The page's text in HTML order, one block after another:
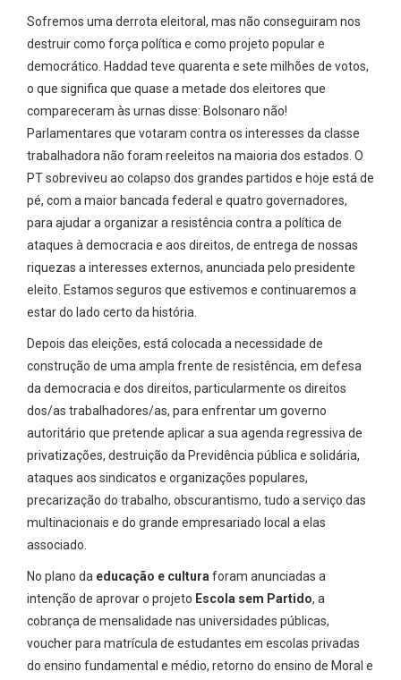
Sofremos uma derrota eleitoral, mas não conseguiram nos
destruir como força política e como projeto popular e
democrático. Haddad teve quarenta e sete milhões de votos,
o que significa que quase a metade dos eleitores que
compareceram às urnas disse: Bolsonaro não!
Parlamentares que votaram contra os interesses da classe
trabalhadora não foram reeleitos na maioria dos estados. O
PT sobreviveu ao colapso dos grandes partidos e hoje está de
pé, com a maior bancada federal e quatro governadores,
para ajudar a organizar a resistência contra a política de
ataques à democracia e aos direitos, de entrega de nossas
riquezas a interesses externos, anunciada pelo presidente
eleito. Estamos seguros que estivemos e continuaremos a
estar do lado certo da história.
Depois das eleições, está colocada a necessidade de
construção de uma ampla frente de resistência, em defesa
da democracia e dos direitos, particularmente os direitos
dos/as trabalhadores/as, para enfrentar um governo
autoritário que pretende aplicar a sua agenda regressiva de
privatizações, destruição da Previdência pública e solidária,
ataques aos sindicatos e organizações populares,
precarização do trabalho, obscurantismo, tudo a serviço das
multinacionais e do grande empresariado local a elas
associado.
No plano da educação e cultura foram anunciadas a
intenção de aprovar o projeto Escola sem Partido, a
cobrança de mensalidade nas universidades públicas,
voucher para matrícula de estudantes em escolas privadas
do ensino fundamental e médio, retorno do ensino de Moral e